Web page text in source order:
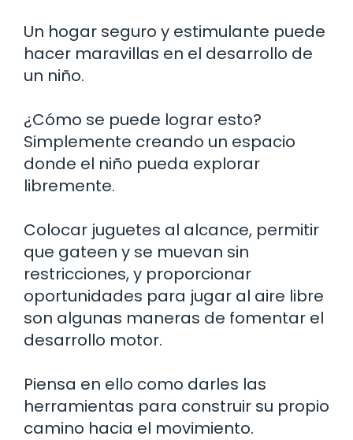
Un hogar seguro y estimulante puede
hacer maravillas en el desarrollo de
un niño.
¿Cómo se puede lograr esto?
Simplemente creando un espacio
donde el niño pueda explorar
libremente.
Colocar juguetes al alcance, permitir
que gateen y se muevan sin
restricciones, y proporcionar
oportunidades para jugar al aire libre
son algunas maneras de fomentar el
desarrollo motor.
Piensa en ello como darles las
herramientas para construir su propio
camino hacia el movimiento.